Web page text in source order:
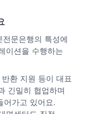
문은행의 특성에
이션을 수행하는
환 지원 등이 대표
긴밀히 협업하며
어가고 있어요.